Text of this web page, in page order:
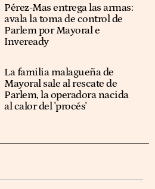
Pérez-Mas entrega las armas:
avala la toma de control de
Parlem por Mayoral e
Inveready
La familia malagueña de
Mayoral sale al rescate de
Parlem, la operadora nacida
al calor del 'procés'